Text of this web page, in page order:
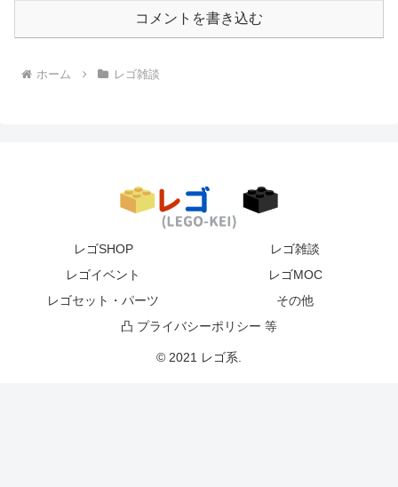
コメントを書き込む
ホーム レゴ雑談
レゴSHOP
レゴ雑談
レゴイベント
レゴMOC
レゴセット・パーツ
その他
凸 プライバシーポリシー 等
© 2021 レゴ系.